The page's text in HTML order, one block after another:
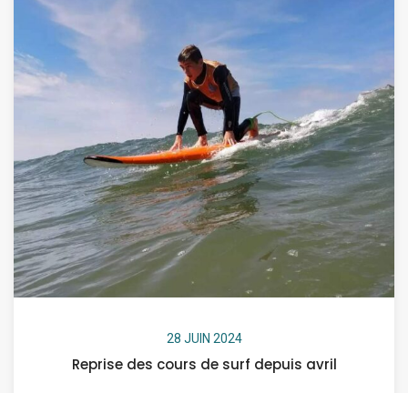
28 JUIN 2024
Reprise des cours de surf depuis avril